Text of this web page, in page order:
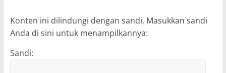
Konten ini dilindungi dengan sandi. Masukkan sandi
Anda di sini untuk menampilkannya:
Sandi: